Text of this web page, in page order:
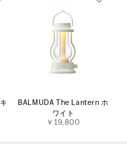
BALMUDA The Lantern ホ
ワイト
￥19,800